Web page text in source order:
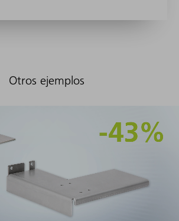
Otros ejemplos